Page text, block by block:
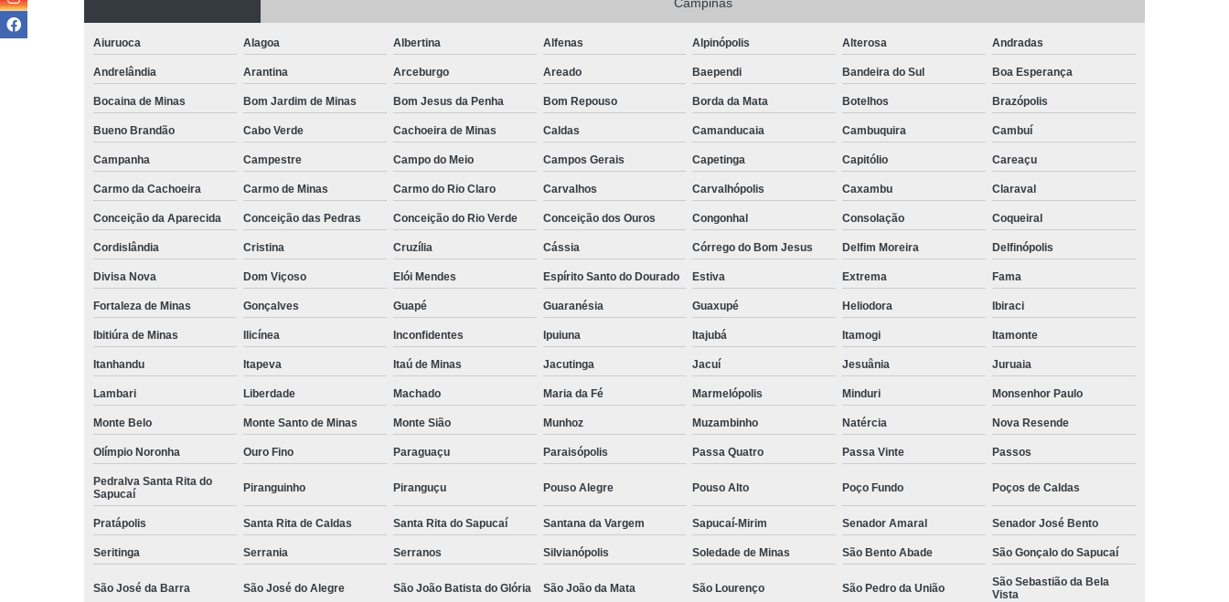
Camisa Masculina Manga Longa Social
Camisa Masculina Social Manga Longa
Camisa Social de Manga Longa
Camisa Social Manga Longa
Camisa Social Manga Longa Masculina
Camisa Social Manga Longa Preta
Camisa a Rigor Social Masculina
Camisa Masculina Social
Camisa Social Branca Masculina
Camisa Social Estampada Masculina
Camisa Social Jeans Masculina
Camisa Social Masculina
Camisa Social Masculina a Rigor
Camisa Social Masculina Estampada
Camisa Social Masculina Manga Curta
Camisa Social Masculina Preta
Camisa Social Masculina Slim
Camisa Social Preta Masculina
Camisa Manga Longa Social Masculina Preço
Camisa Masculina Social Preço
Camisa Social Branca Masculina Preço
Camisa Social Estampada Masculina Preço
Camisa Social Jeans Masculina Preço
Camisa Social Masculina Estampada Preço
Camisa Social Masculina Manga Curta Preço
Camisa Social Masculina Manga Longa Preço
Camisa Social Masculina Preço
Camisa Social Masculina Preta Preço
Camisa Social Masculina Slim Preço
Camisa Social Preta Masculina Preço
Camisa Social Fábrica
Fábrica Camisa Masculina Social
Fábrica Camisa Social
Fábrica Camisa Social Masculina
Fábrica de Camisa Masculina
Fábrica de Camisa Social
Aiuruoca Alagoa Albertina Alfenas Alpinópolis Alterosa Andradas
Andrelândia Arantina Arceburgo Areado Baependi Bandeira do Sul Boa Esperança
Bocaina de Minas Bom Jardim de Minas Bom Jesus da Penha Bom Repouso Borda da Mata Botelhos Brazópolis
Bueno Brandão Cabo Verde Cachoeira de Minas Caldas Camanducaia Cambuquira Cambuí
Campanha Campestre Campo do Meio Campos Gerais Capetinga Capitólio Careaçu
Carmo da Cachoeira Carmo de Minas Carmo do Rio Claro Carvalhos Carvalhópolis Caxambu Claraval
Conceição da Aparecida Conceição das Pedras Conceição do Rio Verde Conceição dos Ouros Congonhal Consolação Coqueiral
Cordislândia Cristina Cruzília Cássia Córrego do Bom Jesus Delfim Moreira Delfinópolis
Divisa Nova Dom Viçoso Elói Mendes Espírito Santo do Dourado Estiva Extrema Fama
Fortaleza de Minas Gonçalves Guapé Guaranésia Guaxupé Heliodora Ibiraci
Ibitiúra de Minas Ilicínea Inconfidentes Ipuiuna Itajubá Itamogi Itamonte
Itanhandu Itapeva Itaú de Minas Jacutinga Jacuí Jesuânia Juruaia
Lambari Liberdade Machado Maria da Fé Marmelópolis Minduri Monsenhor Paulo
Monte Belo Monte Santo de Minas Monte Sião Munhoz Muzambinho Natércia Nova Resende
Olímpio Noronha Ouro Fino Paraguaçu Paraisópolis Passa Quatro Passa Vinte Passos
Pedralva Santa Rita do
Sapucaí
Piranguinho Piranguçu Pouso Alegre Pouso Alto Poço Fundo Poços de Caldas
Pratápolis Santa Rita de Caldas Santa Rita do Sapucaí Santana da Vargem Sapucaí-Mirim Senador Amaral Senador José Bento
Seritinga Serrania Serranos Silvianópolis Soledade de Minas São Bento Abade São Gonçalo do Sapucaí
São José da Barra São José do Alegre São João Batista do Glória São João da Mata São Lourenço São Pedro da União
São Sebastião da Bela
Vista